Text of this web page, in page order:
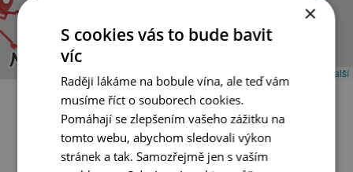
© Seznam.cz a.s. a další
Objevte ty nejlepší cyklovýlety na
jižní Moravě!
×
S cookies vás to bude bavit
víc
Raději lákáme na bobule vína, ale teď vám
musíme říct o souborech cookies.
Pomáhají se zlepšením vašeho zážitku na
tomto webu, abychom sledovali výkon
stránek a tak. Samozřejmě jen s vaším